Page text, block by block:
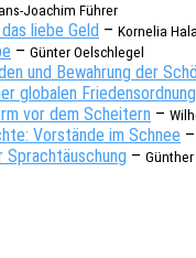
Joachim Führer
liebe Geld – Korne­lia
– Günter Oelschle­gel
und Bewah­rung der
globa­len Frie­dens­ord­nung
vor dem Schei­tern –
Vorstän­de im Schnee –
Sprach­täu­schung –